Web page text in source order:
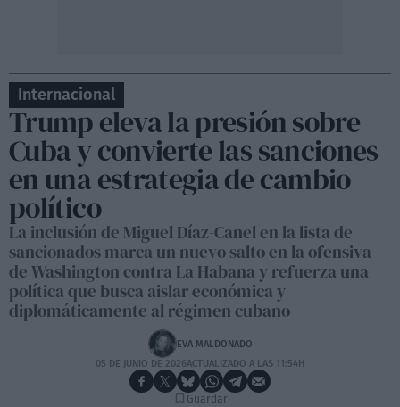
Internacional
Trump eleva la presión sobre
Cuba y convierte las sanciones
en una estrategia de cambio
político
La inclusión de Miguel Díaz-Canel en la lista de
sancionados marca un nuevo salto en la ofensiva
de Washington contra La Habana y refuerza una
política que busca aislar económica y
diplomáticamente al régimen cubano
EVA MALDONADO
05 DE JUNIO DE 2026ACTUALIZADO A LAS 11:54H
Guardar